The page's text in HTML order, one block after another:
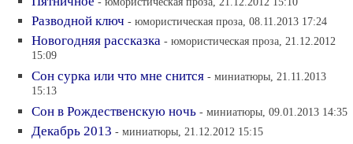
Разводной ключ - юмористическая проза, 08.11.2013 17:24
Новогодняя рассказка - юмористическая проза, 21.12.2012
15:09
Сон сурка или что мне снится - миниатюры, 21.11.2013
15:13
Сон в Рождественскую ночь - миниатюры, 09.01.2013 14:35
Декабрь 2013 - миниатюры, 21.12.2012 15:15